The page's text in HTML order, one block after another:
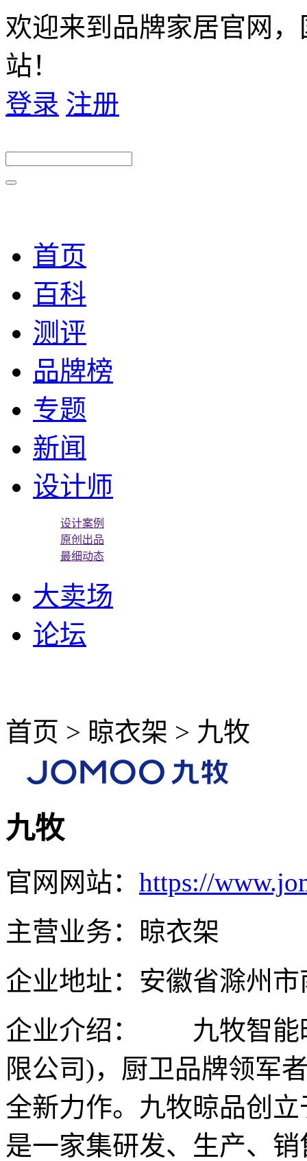
欢迎来到品牌家居官网
站！
登录 注册
首页
百科
测评
品牌榜
专题
新闻
设计师
设计案例
原创出品
最细动态
大卖场
论坛
首页 > 晾衣架 > 九牧
九牧
官网网站： https://
主营业务：晾衣架
企业地址：安徽省滁州
企业介绍： 九牧智能
限公司)，厨卫品牌领军
全新力作。九牧晾品创
是一家集研发、生产、